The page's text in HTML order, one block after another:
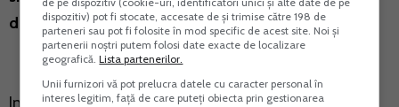
de 31 iulie 2019 inclusiv.
In ceea ce priveste CASS, aceasta nu mai este
dispozitiv) pot fi stocate, accesate de și trimise către 198 de
parteneri sau pot fi folosite în mod specific de acest site. Noi și
partenerii noștri putem folosi date exacte de localizare
geografică.Lista partenerilor.
Unii furnizori vă pot prelucra datele cu caracter personal în
interes legitim, față de care puteți obiecta prin gestionarea